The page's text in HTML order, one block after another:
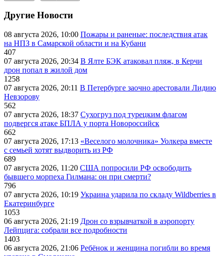
Другие Новости
08 августа 2026, 10:00 Пожары и раненые: последствия атак
на НПЗ в Самарской области и на Кубани
407
07 августа 2026, 20:34 В Ялте БЭК атаковал пляж, в Керчи
дрон попал в жилой дом
1258
07 августа 2026, 20:11 В Петербурге заочно арестовали Лидию
Невзорову
562
07 августа 2026, 18:37 Сухогруз под турецким флагом
подвергся атаке БПЛА у порта Новороссийск
662
07 августа 2026, 17:13 «Веселого молочника» Уолкера вместе
с семьей хотят выдворить из РФ
689
07 августа 2026, 11:20 США попросили РФ освободить
бывшего морпеха Гилмана: он при смерти?
796
07 августа 2026, 10:19 Украина ударила по складу Wildberries в
Екатеринбурге
1053
06 августа 2026, 21:19 Дрон со взрывчаткой в аэропорту
Лейпцига: собрали все подробности
1403
06 августа 2026, 21:06 Ребёнок и женщина погибли во время